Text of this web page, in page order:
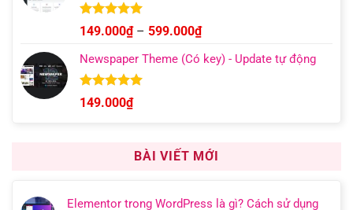
Được xếp
hạng 5.00
5 sao
149.000₫ – 599.000₫Khoảng
từ
Newspaper Theme (Có key) - Update tự động
Được xếp
hạng 4.92
149.000₫
BÀI VIẾT MỚI
Elementor trong WordPress là gì? Cách sử dụng